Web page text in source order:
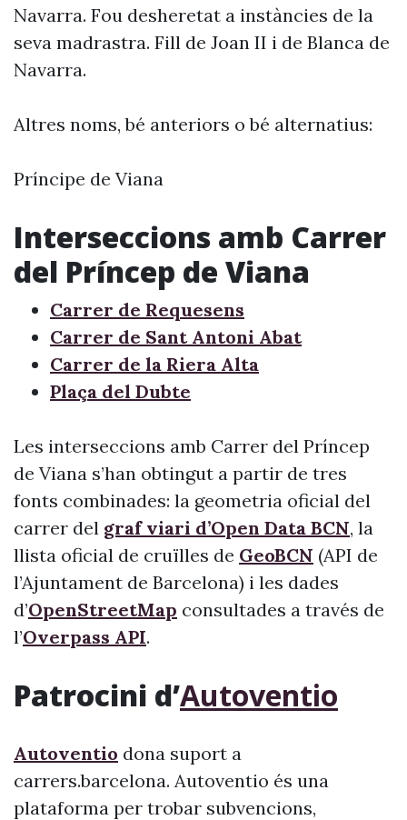
Navarra. Fou desheretat a instàncies de la
seva madrastra. Fill de Joan II i de Blanca de
Navarra.
Altres noms, bé anteriors o bé alternatius:
Príncipe de Viana
Interseccions amb Carrer
del Príncep de Viana
Carrer de Requesens
Carrer de Sant Antoni Abat
Carrer de la Riera Alta
Plaça del Dubte
Les interseccions amb Carrer del Príncep
de Viana s’han obtingut a partir de tres
fonts combinades: la geometria oficial del
carrer del graf viari d’Open Data BCN, la
llista oficial de cruïlles de GeoBCN (API de
l’Ajuntament de Barcelona) i les dades
d’OpenStreetMap consultades a través de
l’Overpass API.
Patrocini d’Autoventio
Autoventio dona suport a
carrers.barcelona. Autoventio és una
plataforma per trobar subvencions,